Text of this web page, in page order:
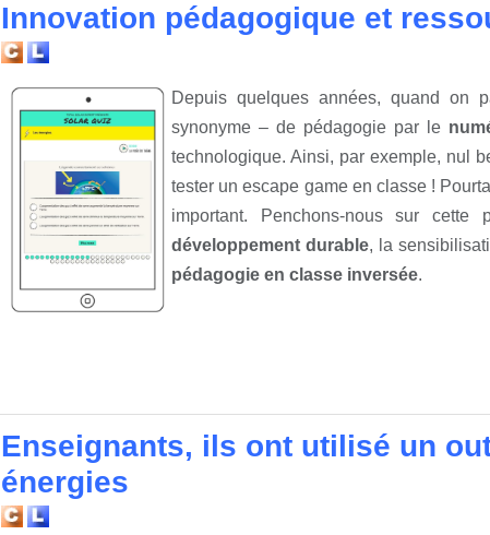
Innovation pédagogique et
Depuis quelques années, quand on
synonyme – de pédagogie par le
technologique. Ainsi, par exemple, nul
tester un escape game en classe !
important. Penchons-nous sur
développement durable, la
pédagogie en classe inversée.
Enseignants, ils ont utilisé un
énergies